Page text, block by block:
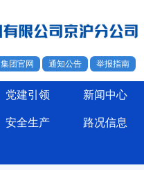
集团官网 通知公告 举报指南
党建引领 新闻中心
安全生产 路况信息